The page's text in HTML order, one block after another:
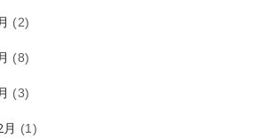
(2)
(8)
(3)
(1)